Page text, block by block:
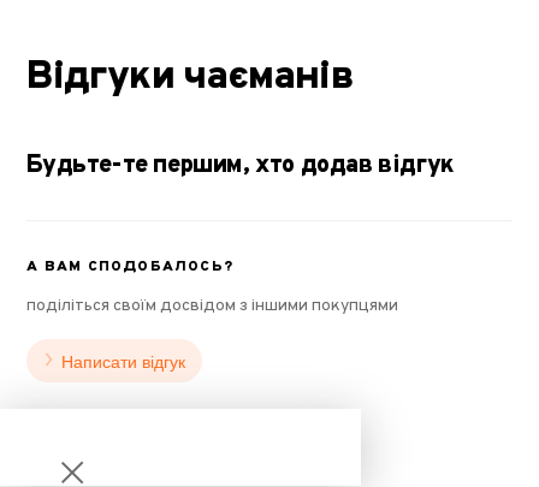
Відгуки чаєманів
Будьте-те першим, хто додав відгук
А ВАМ СПОДОБАЛОСЬ?
поділіться своїм досвідом з іншими покупцями
Написати відгук